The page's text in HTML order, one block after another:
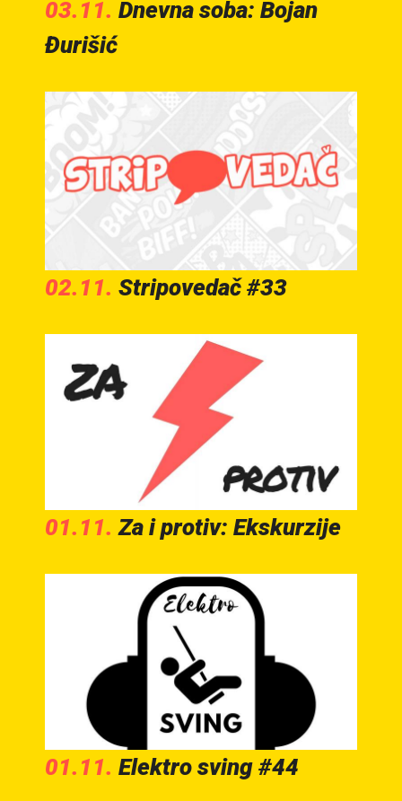
03.11. Dnevna soba: Bojan
Đurišić
02.11. Stripovedač #33
01.11.Za i protiv: Ekskurzije
01.11. Elektro sving #44